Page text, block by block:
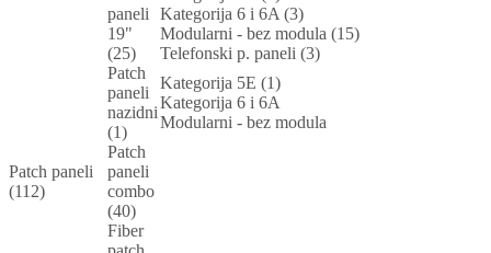
Patch paneli
(112)
paneli
19"
(25)
Kategorija 6 i 6A (3)
Modularni - bez modula (15)
Telefonski p. paneli (3)
Patch
paneli
nazidni
(1)
Kategorija 5E (1)
Kategorija 6 i 6A
Modularni - bez modula
Patch
paneli
combo
(40)
Fiber